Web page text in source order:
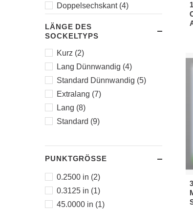
Doppelsechskant (4)
Sechskant (6)
LÄNGE DES
SOCKELTYPS
Kurz (2)
Lang Dünnwandig (4)
Standard Dünnwandig (5)
Extralang (7)
Lang (8)
Standard (9)
PUNKTGRÖSSE
0.2500 in (2)
0.3125 in (1)
45.0000 in (1)